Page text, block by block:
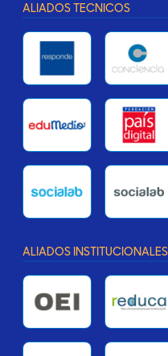
ALIADOS TECNICOS
ALIADOS INSTITUCIONALES